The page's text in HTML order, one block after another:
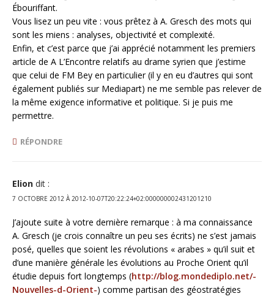
Ébouriffant.
Vous lisez un peu vite : vous prêtez à A. Gresch des mots qui
sont les miens : analyses, objectivité et complexité.
Enfin, et c’est parce que j’ai apprécié notamment les premiers
article de A L’Encontre relatifs au drame syrien que j’estime
que celui de FM Bey en particulier (il y en eu d’autres qui sont
également publiés sur Mediapart) ne me semble pas relever de
la même exigence informative et politique. Si je puis me
permettre.
RÉPONDRE
Elion dit :
7 OCTOBRE 2012 À 2012-10-07T20:22:24+02:000000002431201210
J’ajoute suite à votre dernière remarque : à ma connaissance
A. Gresch (je crois connaître un peu ses écrits) ne s’est jamais
posé, quelles que soient les révolutions « arabes » qu’il suit et
d’une manière générale les évolutions au Proche Orient qu’il
étudie depuis fort longtemps (http://blog.mondediplo.net/-
Nouvelles-d-Orient-) comme partisan des géostratégies